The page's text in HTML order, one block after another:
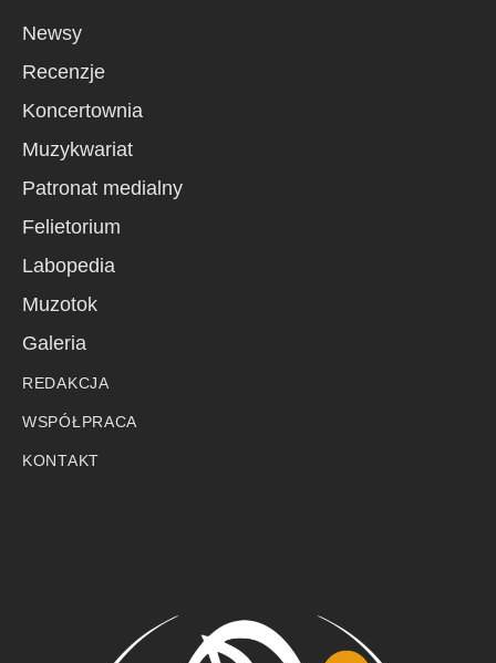
Newsy
Recenzje
Koncertownia
Muzykwariat
Patronat medialny
Felietorium
Labopedia
Muzotok
Galeria
REDAKCJA
WSPÓŁPRACA
KONTAKT